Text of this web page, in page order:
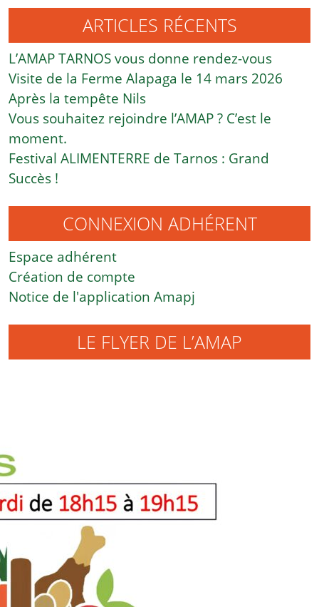
ARTICLES RÉCENTS
L’AMAP TARNOS vous donne rendez-vous
Visite de la Ferme Alapaga le 14 mars 2026
Après la tempête Nils
Vous souhaitez rejoindre l’AMAP ? C’est le
moment.
Festival ALIMENTERRE de Tarnos : Grand
Succès !
CONNEXION ADHÉRENT
Espace adhérent
Création de compte
Notice de l'application Amapj
LE FLYER DE L’AMAP